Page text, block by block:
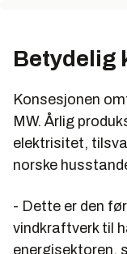
husstander.
KILDE:
Betydelig
Konsesjonen
MW. Årlig
elektrisitet,
norske
- Dette er den
vindkraftverk til
energisektoren,